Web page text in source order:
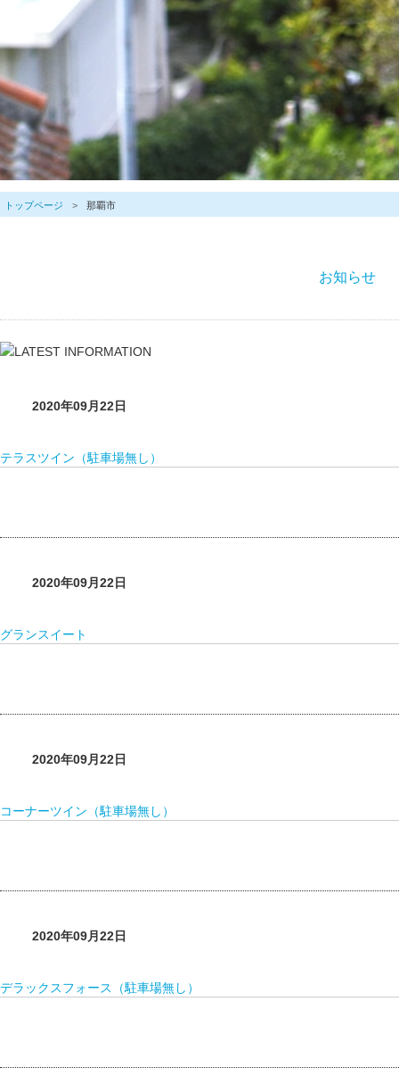
トップページ 那覇市
お知らせ
2020年09月22日
テラスツイン（駐車場無し）
2020年09月22日
グランスイート
2020年09月22日
コーナーツイン（駐車場無し）
2020年09月22日
デラックスフォース（駐車場無し）